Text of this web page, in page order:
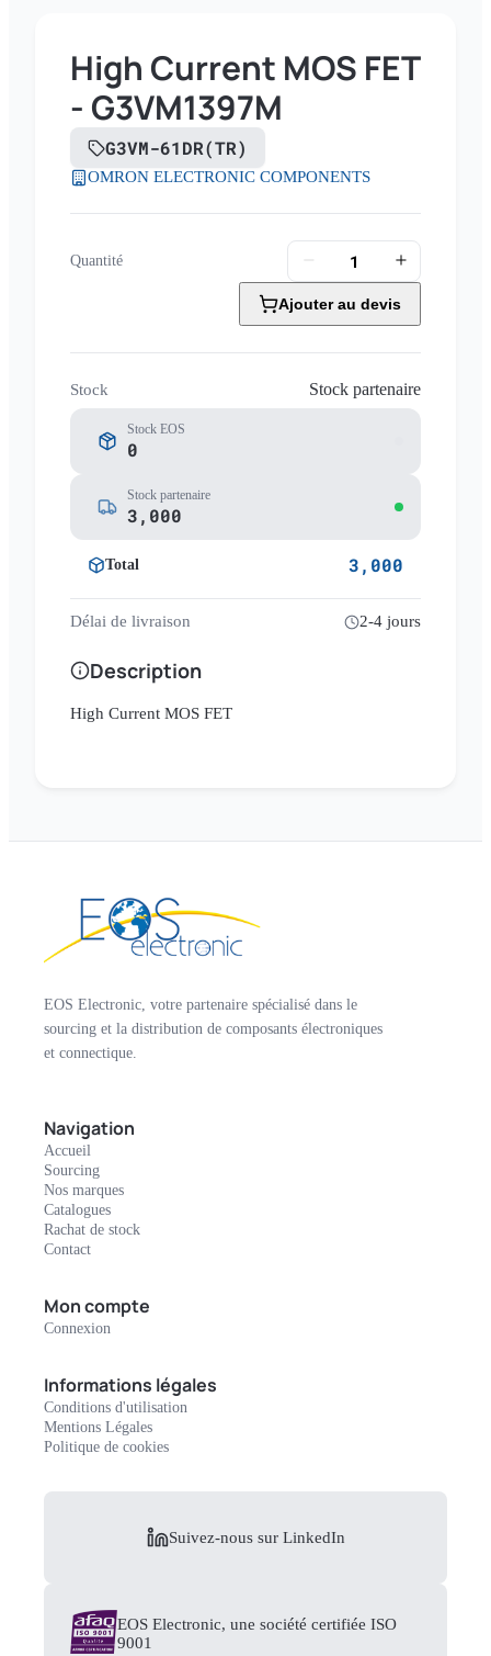
High Current MOS FET
- G3VM1397M
G3VM-61DR(TR)
OMRON ELECTRONIC COMPONENTS
Quantité
Ajouter au devis
Stock Stock partenaire
Stock EOS
0
Stock partenaire
3,000
Total 3,000
Délai de livraison 2-4 jours
Description
High Current MOS FET
EOS Electronic, votre partenaire spécialisé dans le
sourcing et la distribution de composants électroniques
et connectique.
Navigation
Accueil
Sourcing
Nos marques
Catalogues
Rachat de stock
Contact
Mon compte
Connexion
Informations légales
Conditions d'utilisation
Mentions Légales
Politique de cookies
Suivez-nous sur LinkedIn
EOS Electronic, une société certifiée ISO
9001